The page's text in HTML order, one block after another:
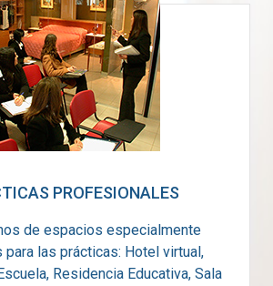
PROFESIONALES
de espacios especialmente
para las prácticas: Hotel virtual,
Residencia Educativa, Sala